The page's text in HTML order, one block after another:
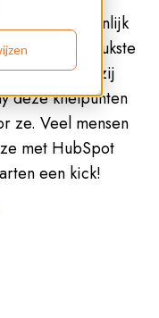
Persoonlijk
vindt hij het leukste
waar zij
deze knelpunten
ze. Veel mensen
met HubSpot
een kick!